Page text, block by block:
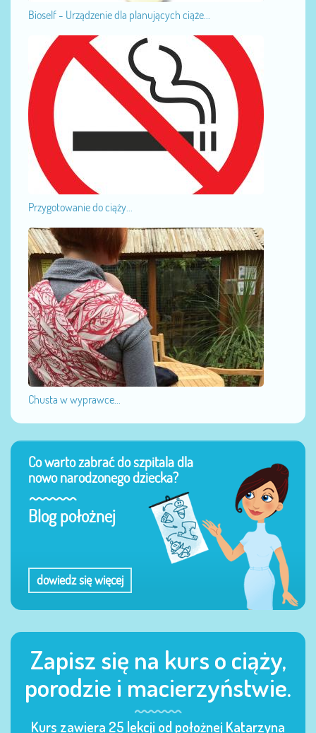
Bioself - Urządzenie dla planujących ciąże...
Przygotowanie do ciąży...
Chusta w wyprawce...
Co warto zabrać do szpitala dla
nowo narodzonego dziecka?
Blog położnej
dowiedz się więcej
Zapisz się na kurs o ciąży,
porodzie i macierzyństwie.
Kurs zawiera 25 lekcji od położnej Katarzyna